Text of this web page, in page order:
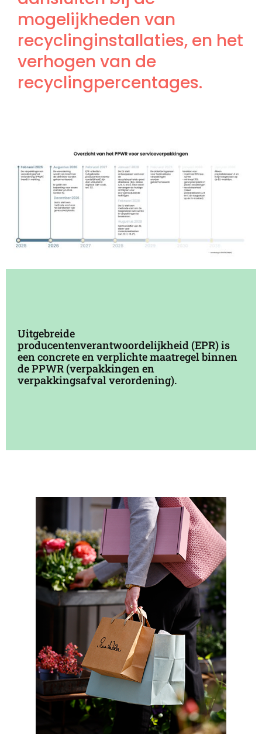
mogelijkheden van
recyclinginstallaties, en het
verhogen van de
recyclingpercentages.
Uitgebreide
producentenverantwoordelijkheid (EPR) is
een concrete en verplichte maatregel binnen
de PPWR (verpakkingen en
verpakkingsafval verordening).